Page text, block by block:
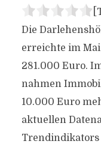
Die
erreichte im
281.000 Euro.
nahmen
10.000 Euro
aktuellen
Trendindikators